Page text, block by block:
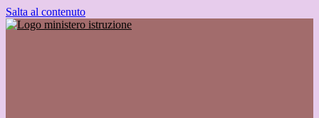
Salta al contenuto